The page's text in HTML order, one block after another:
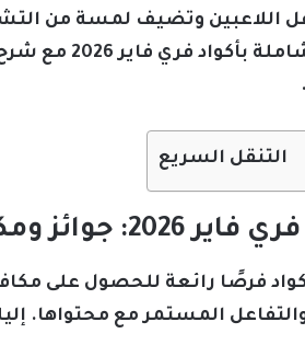
اللاعبين وتضيف لمسة من
قائمة
التنقل السريع
ومكافآت مجانية تعزز تجربتك داخل اللعبة
فرصًا رائعة للحصول على
المستمر مع محتواها. إليك